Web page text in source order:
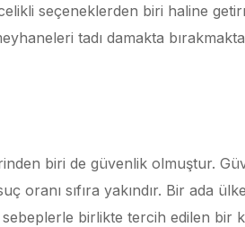
seçeneklerden biri haline
tadı damakta
biri de güvenlik olmuştur.
oranı sıfıra yakındır. Bir ada
birlikte tercih edilen bir